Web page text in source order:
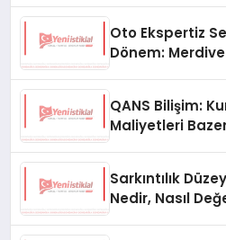
Oto Ekspertiz
Dönem:
QANS Bilişim:
Maliyetleri
Sarkıntılık
Nedir, Nasıl